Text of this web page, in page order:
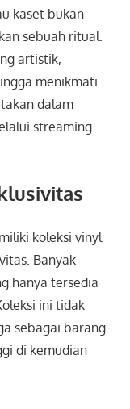
kaset bukan
sebuah ritual.
artistik,
menikmati
dalam
streaming
koleksi vinyl
Banyak
hanya tersedia
ini tidak
sebagai barang
di kemudian